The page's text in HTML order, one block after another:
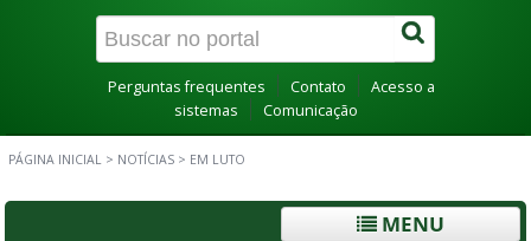
Canais
Perguntas frequentes Contato
Acesso a
sistemas
Comunicação
PÁGINA INICIAL > NOTÍCIAS > EM LUTO
MENU